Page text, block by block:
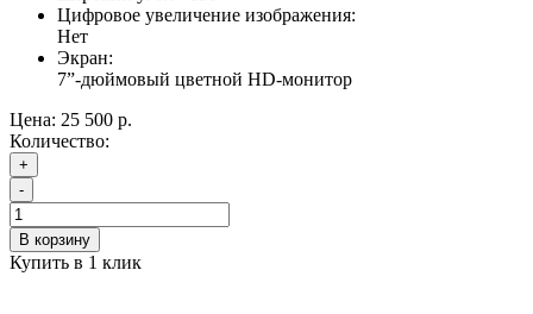
Цифровое увеличение изображения:
Нет
Экран:
7”-дюймовый цветной HD-монитор
Цена: 25 500 р.
Количество:
+
-
В корзину
Купить в 1 клик